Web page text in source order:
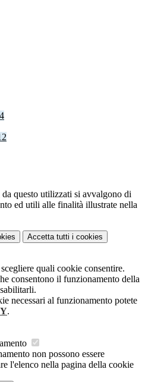
questo utilizzati si avvalgono di
ed utili alle finalità illustrate nella
Accetta tutti i cookies
quali cookie consentire.
consentono il funzionamento della
necessari al funzionamento potete
.
non possono essere
l'elenco nella pagina della cookie